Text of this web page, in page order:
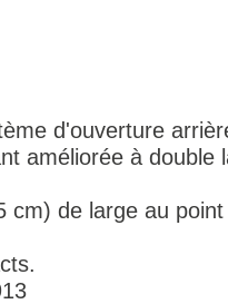
d'ouverture
améliorée à double
de large au